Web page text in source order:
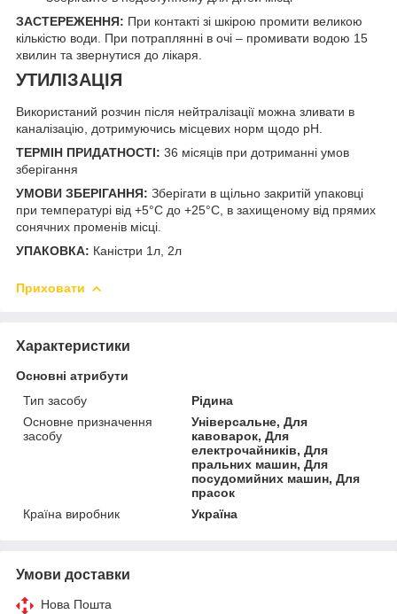
ЗАСТЕРЕЖЕННЯ: При контакті зі шкірою промити великою
кількістю води. При потраплянні в очі – промивати водою 15
хвилин та звернутися до лікаря.
УТИЛІЗАЦІЯ
Використаний розчин після нейтралізації можна зливати в
каналізацію, дотримуючись місцевих норм щодо pH.
ТЕРМІН ПРИДАТНОСТІ: 36 місяців при дотриманні умов
зберігання
УМОВИ ЗБЕРІГАННЯ: Зберігати в щільно закритій упаковці
при температурі від +5°C до +25°C, в захищеному від прямих
сонячних променів місці.
УПАКОВКА: Каністри 1л, 2л
Приховати
Характеристики
Основні атрибути
Тип засобу
Рідина
Основне призначення
засобу
Універсальне, Для
кавоварок, Для
електрочайників, Для
пральних машин, Для
посудомийних машин, Для
прасок
Країна виробник
Україна
Умови доставки
Нова Пошта